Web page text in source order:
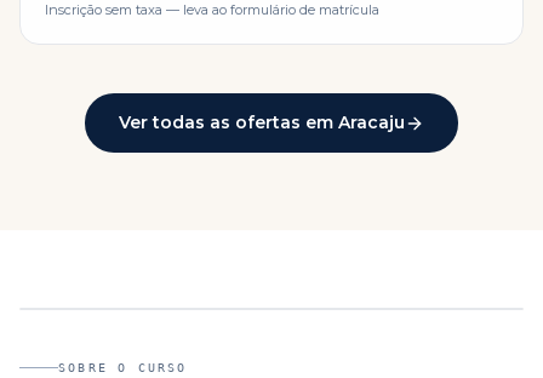
Inscrição sem taxa — leva ao formulário de matrícula
Ver todas as ofertas em Aracaju
SOBRE O CURSO